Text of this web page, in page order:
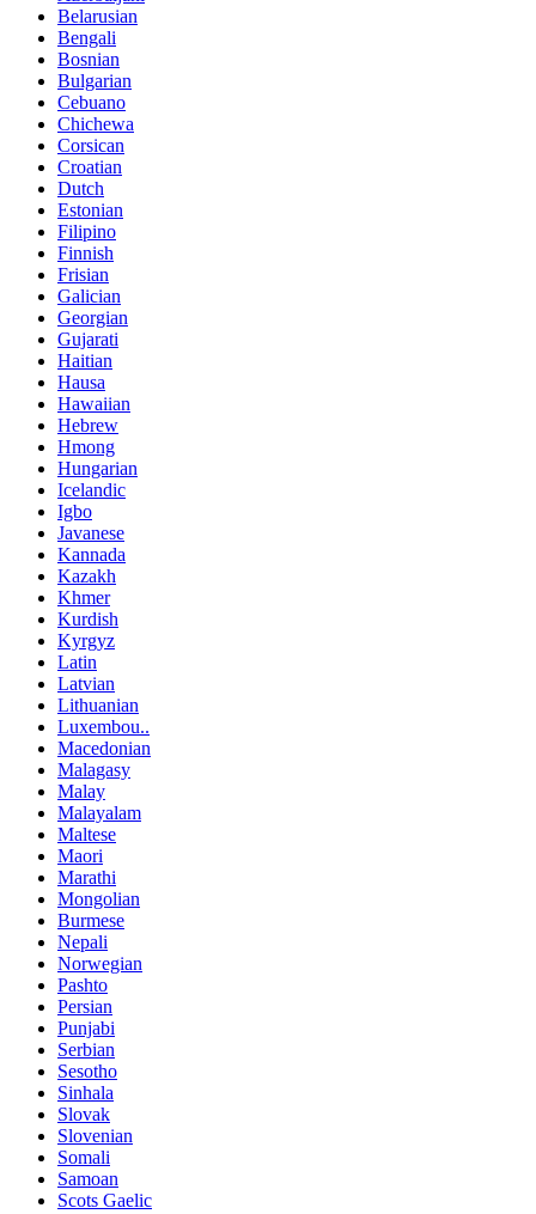
Belarusian
Bengali
Bosnian
Bulgarian
Cebuano
Chichewa
Corsican
Croatian
Dutch
Estonian
Filipino
Finnish
Frisian
Galician
Georgian
Gujarati
Haitian
Hausa
Hawaiian
Hebrew
Hmong
Hungarian
Icelandic
Igbo
Javanese
Kannada
Kazakh
Khmer
Kurdish
Kyrgyz
Latin
Latvian
Lithuanian
Luxembou..
Macedonian
Malagasy
Malay
Malayalam
Maltese
Maori
Marathi
Mongolian
Burmese
Nepali
Norwegian
Pashto
Persian
Punjabi
Serbian
Sesotho
Sinhala
Slovak
Slovenian
Somali
Samoan
Scots Gaelic